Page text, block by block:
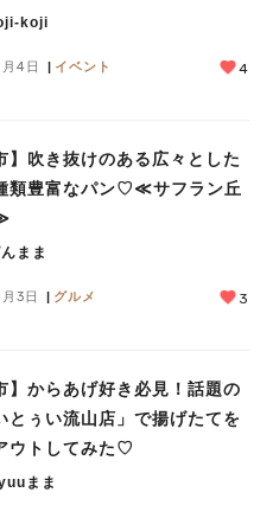
koji
4日 イベント 4
】吹き抜けのある広々とした
類豊富なパン♡≪サフラン丘
まま
3日 グルメ 3
】からあげ好き必見！話題の
とぅい流山店」で揚げたてを
ウトしてみた♡
まま